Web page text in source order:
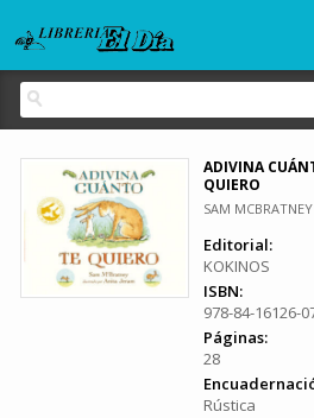
ADIVINA
QUIERO
SAM MCBRATNEY
Editorial:
KOKINOS
ISBN:
978-84-16126-
Páginas:
28
Rústica